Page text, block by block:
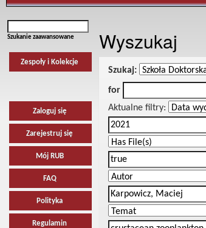
Szukanie zaawansowane
Zespoły i Kolekcje
Zaloguj się
Zarejestruj się
Mój RUB
FAQ
Polityka
Regulamin
Wyszukaj
Szukaj:
for
Aktualne filtry: